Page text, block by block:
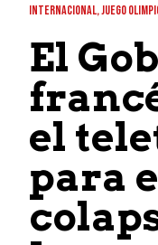
INTERNACIONAL,JUEGO
El
el
para